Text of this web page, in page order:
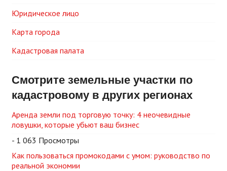
Юридическое лицо
Карта города
Кадастровая палата
Смотрите земельные участки по
кадастровому в других регионах
Аренда земли под торговую точку: 4 неочевидные
ловушки, которые убьют ваш бизнес
- 1 063 Просмотры
Как пользоваться промокодами с умом: руководство по
реальной экономии